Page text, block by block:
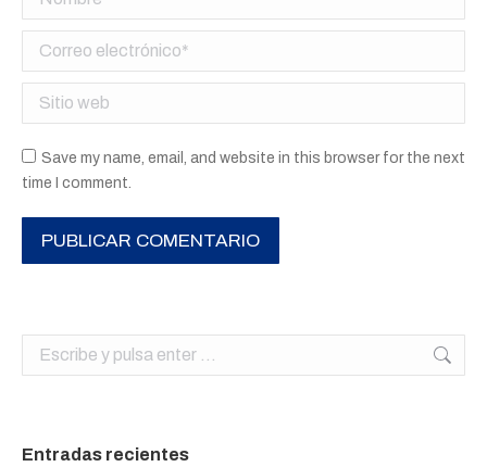
Correo electrónico *
Sitio web
Save my name, email, and website in this browser for the next
time I comment.
PUBLICAR COMENTARIO
Buscar:
Entradas recientes